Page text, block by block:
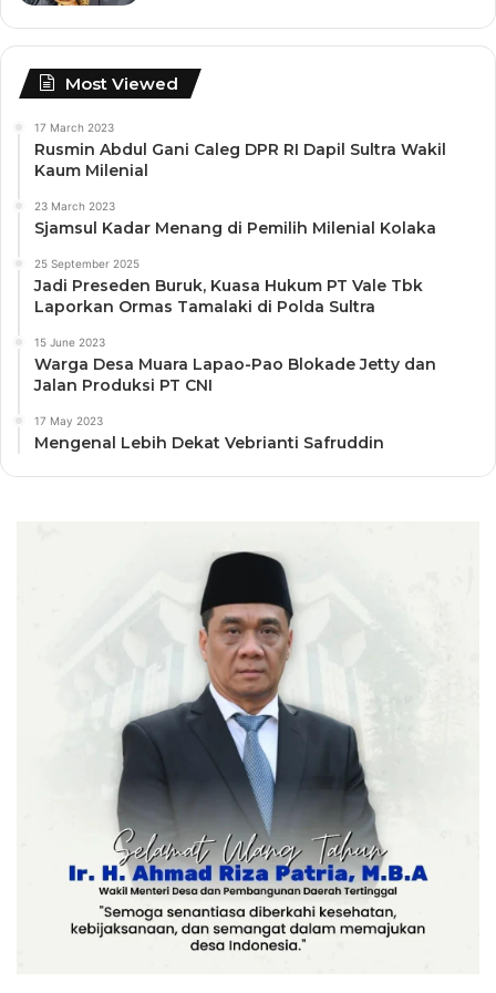
Most Viewed
17 March 2023
Rusmin Abdul Gani Caleg DPR RI Dapil Sultra Wakil
Kaum Milenial
23 March 2023
Sjamsul Kadar Menang di Pemilih Milenial Kolaka
25 September 2025
Jadi Preseden Buruk, Kuasa Hukum PT Vale Tbk
Laporkan Ormas Tamalaki di Polda Sultra
15 June 2023
Warga Desa Muara Lapao-Pao Blokade Jetty dan
Jalan Produksi PT CNI
17 May 2023
Mengenal Lebih Dekat Vebrianti Safruddin